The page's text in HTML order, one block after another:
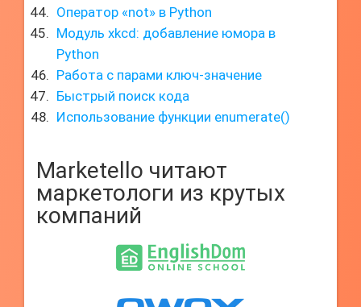
Оператор «not» в Python
Модуль xkcd: добавление юмора в
Python
Работа с парами ключ-значение
Быстрый поиск кода
Использование функции enumerate()
Marketello читают
маркетологи из крутых
компаний